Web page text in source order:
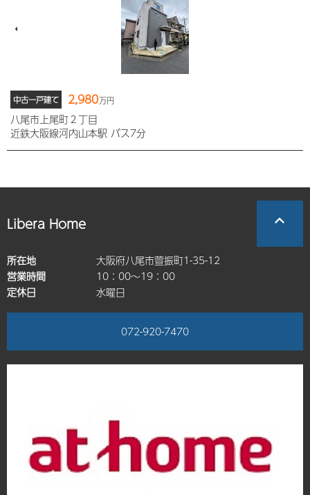
中古一戸建て 2,980万円
八尾市上尾町２丁目
近鉄大阪線河内山本駅 バス7分
Libera Home
所在地
大阪府八尾市萱振町1-35-12
営業時間
10：00～19：00
定休日
水曜日
072-920-7470